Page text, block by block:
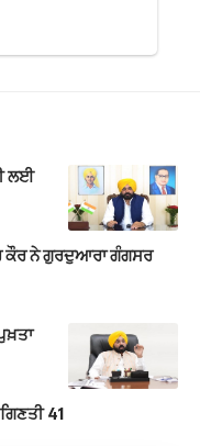
ਲਈ
ਕੌਰ ਨੇ ਗੁਰਦੁਆਰਾ ਗੰਗਸਰ
41